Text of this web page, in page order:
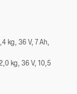
kg, 36 V, 7 Ah,
kg, 36 V, 10,5